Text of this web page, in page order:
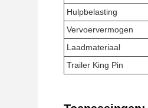
Hulpbelasting
Vervoervermogen
Laadmateriaal
Trailer King Pin